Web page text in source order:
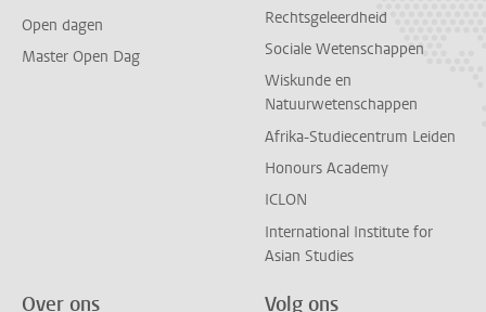
Open dagen
Master Open Dag
Rechtsgeleerdheid
Sociale Wetenschappen
Wiskunde en
Natuurwetenschappen
Afrika-Studiecentrum Leiden
Honours Academy
ICLON
International Institute for
Asian Studies
Over ons Volg ons